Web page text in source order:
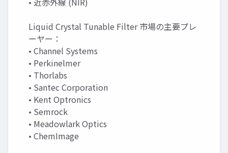
Liquid Crystal Tunable Filter 市場の主要プレ
ーヤー：
• Channel Systems
• Perkinelmer
• Thorlabs
• Santec Corporation
• Kent Optronics
• Semrock
• Meadowlark Optics
• ChemImage